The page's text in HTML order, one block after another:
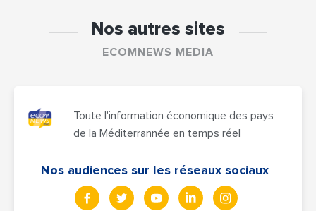
Nos autres sites
ECOMNEWS MEDIA
Toute l'information économique des pays
de la Méditerrannée en temps réel
Nos audiences sur les réseaux sociaux